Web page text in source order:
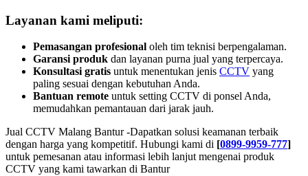
Layanan kami meliputi:
Pemasangan profesional oleh tim teknisi berpengalaman.
Garansi produk dan layanan purna jual yang terpercaya.
Konsultasi gratis untuk menentukan jenis CCTV yang
paling sesuai dengan kebutuhan Anda.
Bantuan remote untuk setting CCTV di ponsel Anda,
memudahkan pemantauan dari jarak jauh.
Jual CCTV Malang Bantur -Dapatkan solusi keamanan terbaik
dengan harga yang kompetitif. Hubungi kami di [0899-9959-777]
untuk pemesanan atau informasi lebih lanjut mengenai produk
CCTV yang kami tawarkan di Bantur